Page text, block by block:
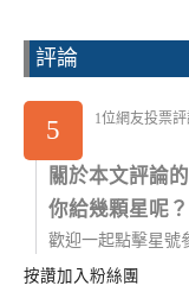
評論
5 1位網友投票
關於本文評論
你給幾顆星呢？
歡迎一起點擊星號
按讚加入粉絲團